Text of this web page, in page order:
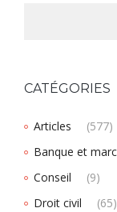
CATÉGORIES
Articles
(577)
Banque et
Conseil
(9)
Droit civil
(65)